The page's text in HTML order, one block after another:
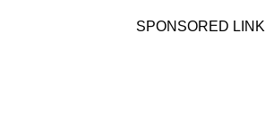
SPONSORED LINK